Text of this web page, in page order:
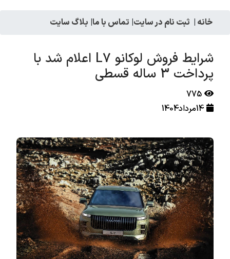
خانه | ثبت نام در سایت| تماس با ما| بلاگ سایت
شرایط فروش لوکانو L7 اعلام شد با
پرداخت 3 ساله قسطی
775
14مرداد1404